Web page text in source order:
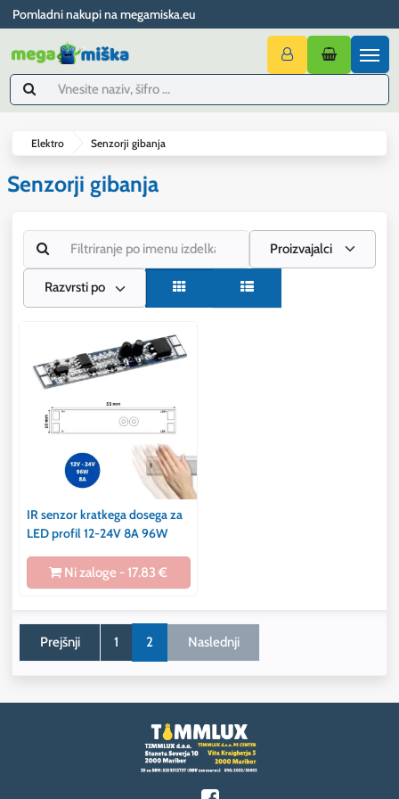
Pomladni nakupi na megamiska.eu
Elektro Senzorji gibanja
Senzorji gibanja
Proizvajalci
Razvrsti po
IR senzor kratkega dosega za
LED profil 12-24V 8A 96W
Ni zaloge - 17.83 €
Prejšnji 1 2 Naslednji